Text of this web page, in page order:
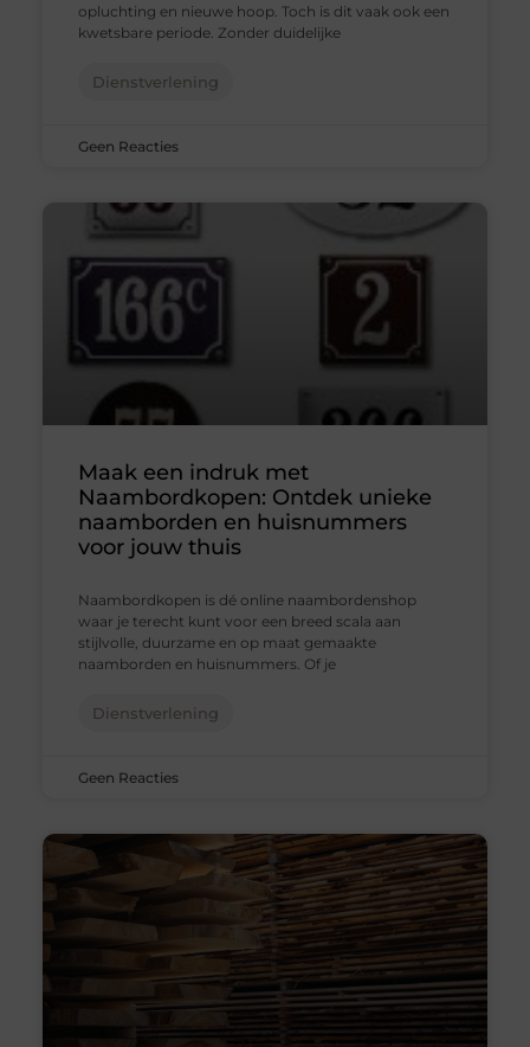
opluchting en nieuwe hoop. Toch is dit vaak ook een
kwetsbare periode. Zonder duidelijke
Dienstverlening
Geen Reacties
Maak een indruk met
Naambordkopen: Ontdek unieke
naamborden en huisnummers
voor jouw thuis
Naambordkopen is dé online naambordenshop
waar je terecht kunt voor een breed scala aan
stijlvolle, duurzame en op maat gemaakte
naamborden en huisnummers. Of je
Dienstverlening
Geen Reacties